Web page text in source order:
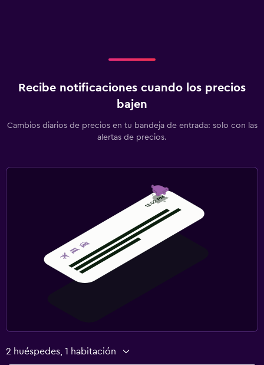
Recibe notificaciones cuando los precios
bajen
Cambios diarios de precios en tu bandeja de entrada: solo con las
alertas de precios.
2 huéspedes, 1 habitación